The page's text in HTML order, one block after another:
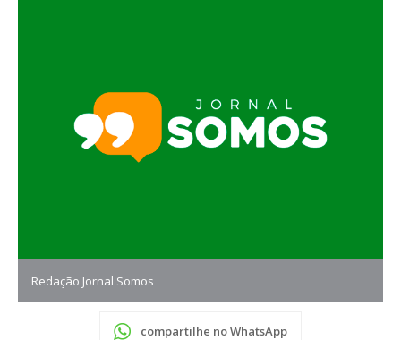
Redação Jornal Somos
compartilhe no WhatsApp